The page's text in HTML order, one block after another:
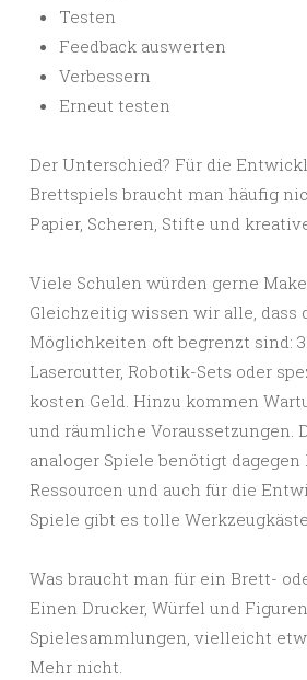
Testen
Feedback auswerten
Verbessern
Erneut testen
Der Unterschied? Für die
Brettspiels braucht man häufig
Papier, Scheren, Stifte und
Viele Schulen würden gerne
Gleichzeitig wissen wir alle, dass
Möglichkeiten oft begrenzt sind:
Lasercutter, Robotik-Sets oder
kosten Geld. Hinzu kommen
und räumliche Voraussetzungen.
analoger Spiele benötigt
Ressourcen und auch für die
Spiele gibt es tolle
Was braucht man für ein Brett-
Einen Drucker, Würfel und
Spielesammlungen, vielleicht
Mehr nicht.